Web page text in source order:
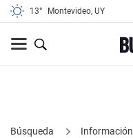
13° Montevideo, UY
Búsqueda Información